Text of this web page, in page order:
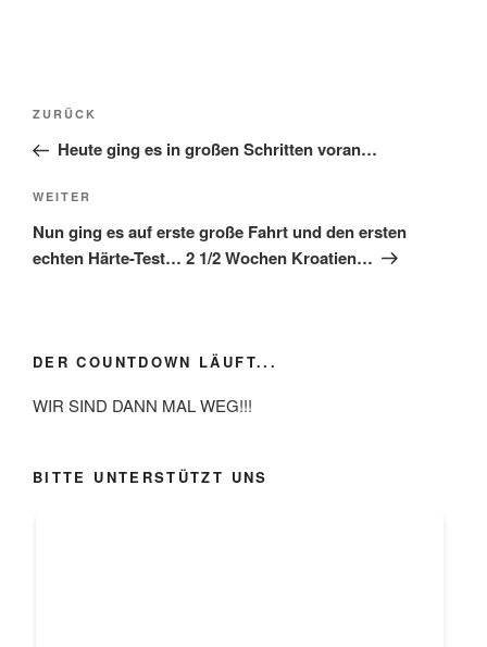
Beitragsnavigation
Vorheriger
Beitrag
ZURÜCK
Heute ging es in großen Schritten voran…
Nächster
Beitrag
WEITER
Nun ging es auf erste große Fahrt und den ersten
echten Härte-Test… 2 1/2 Wochen Kroatien…
DER COUNTDOWN LÄUFT...
WIR SIND DANN MAL WEG!!!
BITTE UNTERSTÜTZT UNS